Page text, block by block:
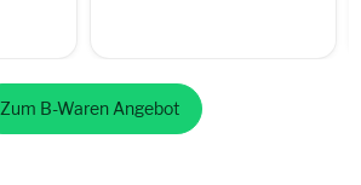
Zum B-Waren Angebot